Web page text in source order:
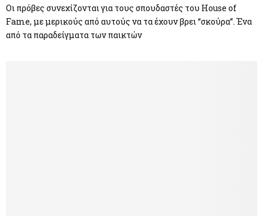
Οι πρόβες συνεχίζονται για τους σπουδαστές του House of
Fame, με μερικούς από αυτούς να τα έχουν βρει “σκούρα”. Ένα
από τα παραδείγματα των παικτών